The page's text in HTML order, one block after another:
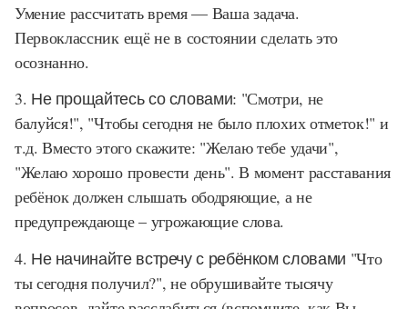
Умение рассчитать время — Ваша задача.
Первоклассник ещё не в состоянии сделать это
осознанно.
3. Не прощайтесь со словами: "Смотри, не
балуйся!", "Чтобы сегодня не было плохих отметок!" и
т.д. Вместо этого скажите: "Желаю тебе удачи",
"Желаю хорошо провести день". В момент расставания
ребёнок должен слышать ободряющие, а не
предупреждающе – угрожающие слова.
4. Не начинайте встречу с ребёнком словами "Что
ты сегодня получил?", не обрушивайте тысячу